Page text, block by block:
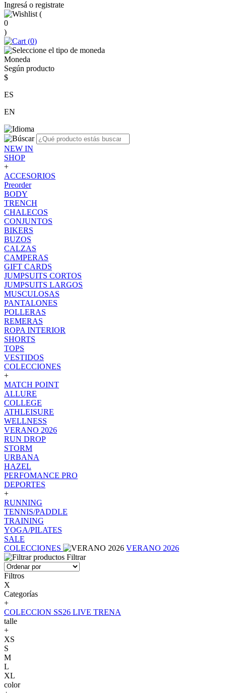
Ingresá o registrate
(
0
)
(0)
Moneda
Según producto
$
ES
EN
NEW IN
SHOP
+
ACCESORIOS
Preorder
BODY
TRENCH
CHALECOS
CONJUNTOS
BIKERS
BUZOS
CALZAS
CAMPERAS
GIFT CARDS
JUMPSUITS CORTOS
JUMPSUITS LARGOS
MUSCULOSAS
PANTALONES
POLLERAS
REMERAS
ROPA INTERIOR
SHORTS
TOPS
VESTIDOS
COLECCIONES
+
MATCH POINT
ALLURE
COLLEGE
ATHLEISURE
WELLNESS
VERANO 2026
RUN DROP
STORM
URBANA
HAZEL
PERFOMANCE PRO
DEPORTES
+
RUNNING
TENNIS/PADDLE
TRAINING
YOGA/PILATES
SALE
COLECCIONES
VERANO 2026
Filtrar
Filtros
X
Categorías
+
COLECCION SS26 LIVE TRENA
talle
+
XS
S
M
L
XL
color